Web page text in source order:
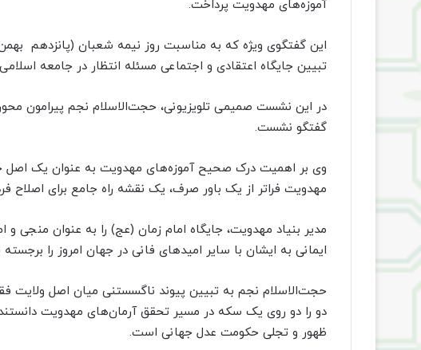
آموزه‌های مهدویت پرداخت.
این گفتگوی ویژه که به مناسبت روز نیمه شعبان (پانزدهم
تبیین جایگاه اعتقادی و اجتماعی مسئله انتظار در جامعه
در این نشست صمیمی تلویزیونی، حجت‌الاسلام نجم پیرامون
گفتگو نشست.
وی بر اهمیت درک صحیح آموزه‌های مهدویت به عنوان یک اصل
مهدویت فراتر از یک باور صرف، یک نقشه راه جامع برای اصلاح
مدیر بنیاد مهدویت، جایگاه امام زمان (عج) را به عنوان منجی
ایمانی به ایشان با سایر امیدهای فانی در جهان امروز را
حجت‌الاسلام نجم به تبیین پیوند ناگسستنی میان اصل ولایت
دو را دو روی یک سکه در مسیر تحقق آرمان‌های مهدویت دانستند
ظهور و تجلی حکومت عدل جهانی است.